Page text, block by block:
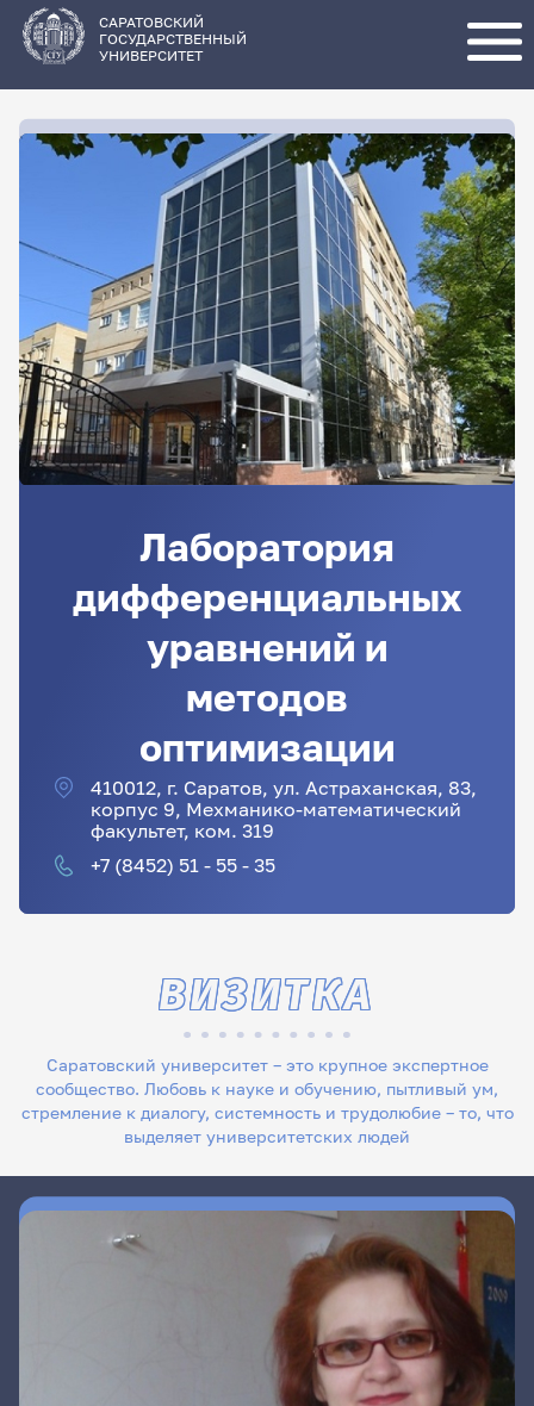
основному
содержанию
САРАТОВСКИЙ
ГОСУДАРСТВЕННЫЙ
УНИВЕРСИТЕТ
Лаборатория
дифференциальных
уравнений и
методов
оптимизации
410012, г. Саратов, ул. Астраханская, 83,
корпус 9, Мехманико-математический
факультет, ком. 319
+7 (8452) 51 - 55 - 35
Саратовский университет – это крупное экспертное
сообщество. Любовь к науке и обучению, пытливый ум,
стремление к диалогу, системность и трудолюбие – то, что
выделяет университетских людей
ВИЗИТКА